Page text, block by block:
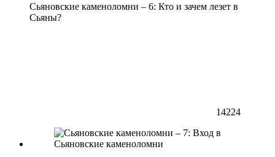
Сьяновские каменоломни – 6: Кто и зачем лезет в
Сьяны?
14224